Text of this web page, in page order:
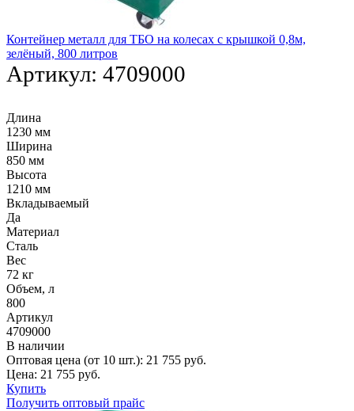
Контейнер металл для ТБО на колесах с крышкой 0,8м,
зелёный, 800 литров
Артикул: 4709000
Длина
1230 мм
Ширина
850 мм
Высота
1210 мм
Вкладываемый
Да
Материал
Сталь
Вес
72 кг
Объем, л
800
Артикул
4709000
В наличии
Оптовая цена (от 10 шт.): 21 755 руб.
Цена: 21 755 руб.
Купить
Получить оптовый прайс